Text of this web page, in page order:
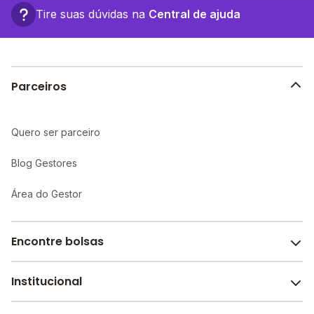
Tire suas dúvidas na Central de ajuda
Parceiros
Quero ser parceiro
Blog Gestores
Área do Gestor
Encontre bolsas
Melhores escolas de São Paulo
Institucional